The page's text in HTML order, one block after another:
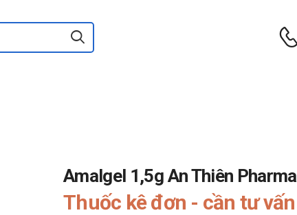
Amalgel 1,5g An Thiên Pharma
Thuốc kê đơn - cần tư vấn